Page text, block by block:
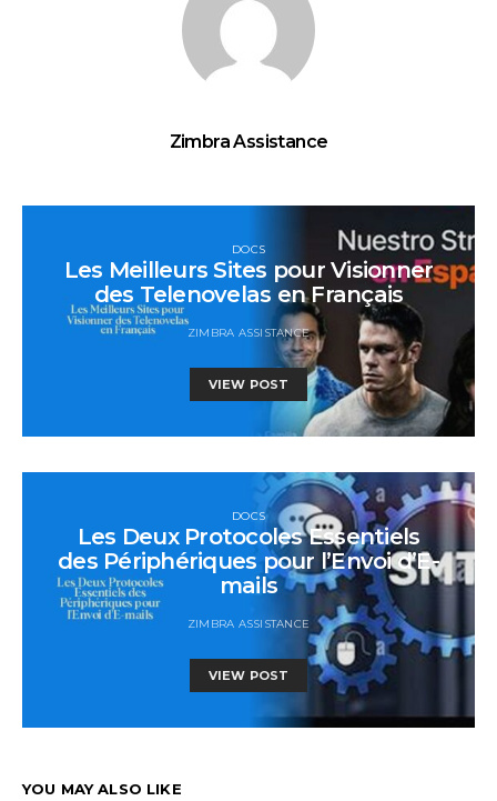
Zimbra Assistance
DOCS
Les Meilleurs Sites pour Visionner
des Telenovelas en Français
ZIMBRA ASSISTANCE
VIEW POST
DOCS
Les Deux Protocoles Essentiels
des Périphériques pour l’Envoi d’E-
mails
ZIMBRA ASSISTANCE
VIEW POST
YOU MAY ALSO LIKE